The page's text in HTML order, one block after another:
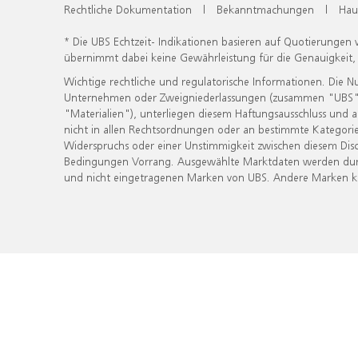
Rechtliche Dokumentation | Bekanntmachungen |
* Die UBS Echtzeit- Indikationen basieren auf
übernimmt dabei keine Gewährleistung für die
Wichtige rechtliche und regulatorische Informationen. Die
Unternehmen oder Zweigniederlassungen (zusammen
"Materialien"), unterliegen diesem Haftungsausschluss
nicht in allen Rechtsordnungen oder an bestimmte
Widerspruchs oder einer Unstimmigkeit zwischen diesem
Bedingungen Vorrang. Ausgewählte Marktdaten werden
und nicht eingetragenen Marken von UBS. Andere Marken